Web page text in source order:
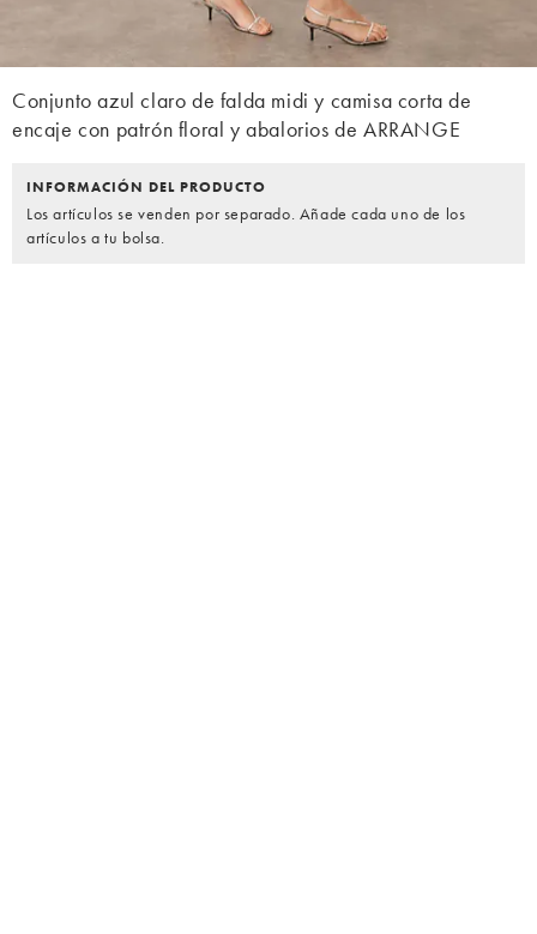
Conjunto azul claro de falda midi y camisa corta de
encaje con patrón floral y abalorios de ARRANGE
INFORMACIÓN DEL PRODUCTO
Los artículos se venden por separado. Añade cada uno de los
artículos a tu bolsa.